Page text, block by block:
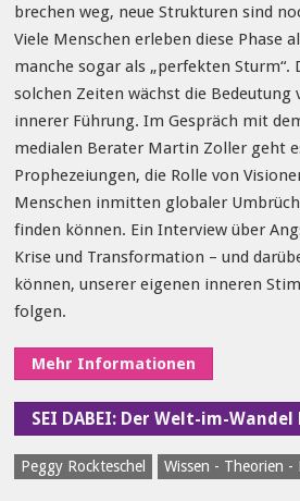
brechen weg, neue Strukturen sind
Viele Menschen erleben diese Phase
manche sogar als „perfekten Sturm“.
solchen Zeiten wächst die
innerer Führung. Im Gespräch mit
medialen Berater Martin Zoller geht
Prophezeiungen, die Rolle von
Menschen inmitten globaler
finden können. Ein Interview über
Krise und Transformation – und
können, unserer eigenen inneren
folgen.
Mehr Informationen
SEI DABEI: Der Welt-im-Wandel
Peggy Rockteschel Wissen - Theorien -